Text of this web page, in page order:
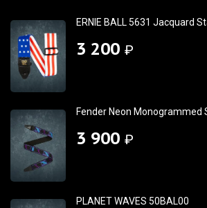
ERNIE BALL 5631 Jacquard
3 200 ₽
Fender Neon Monogrammed
3 900 ₽
PLANET WAVES 50BAL00